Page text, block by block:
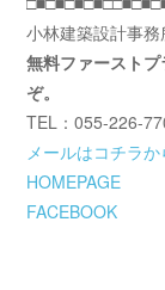
小林建築設計事務
無料ファースト
ぞ。
TEL：055-226-
メールはコチラ
HOMEPAGE
FACEBOOK